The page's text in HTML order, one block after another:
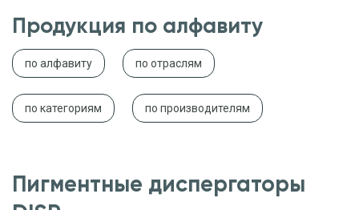
Продукция по алфавиту
по алфавиту по отраслям
по категориям по производителям
Пигментные диспергаторы